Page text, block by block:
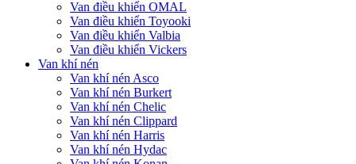
Van điều khiển OMAL
Van điều khiển Toyooki
Van điều khiển Valbia
Van điều khiển Vickers
Van khí nén
Van khí nén Asco
Van khí nén Burkert
Van khí nén Chelic
Van khí nén Clippard
Van khí nén Harris
Van khí nén Hydac